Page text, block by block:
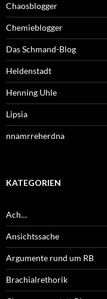
Chaosblogger
Chemieblogger
Das Schmand-Blog
Heldenstadt
Henning Uhle
Lipsia
nnamrreherdna
KATEGORIEN
Ach…
Ansichtssache
Argumente rund um RB
Brachialrethorik